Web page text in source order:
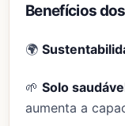
Benefícios
🌍
🌱 Solo
aumenta a